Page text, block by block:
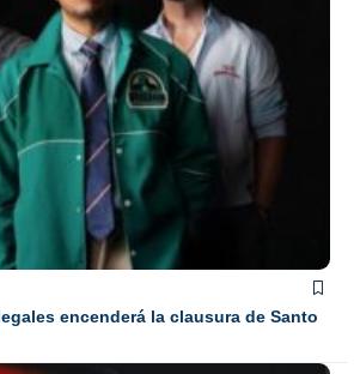
encenderá la clausura de Santo